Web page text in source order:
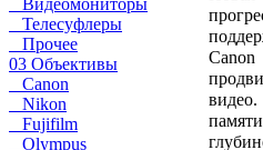
Видеомониторы
Телесуфлеры
Прочее
03 Объективы
Canon
Nikon
Fujifilm
Olympus